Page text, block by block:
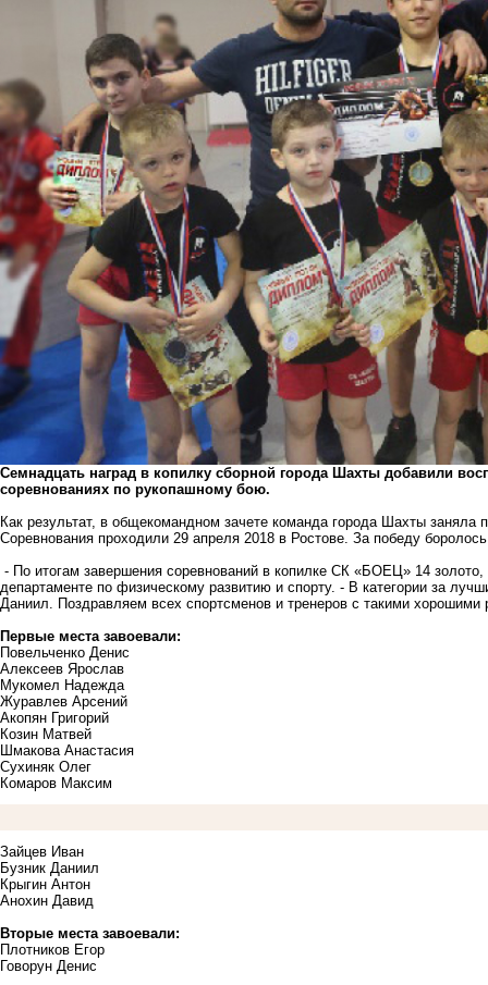
Семнадцать наград в копилку сборной города Шахты добавили
соревнованиях по рукопашному бою.
Как результат, в общекомандном зачете команда города Шахты
Соревнования проходили 29 апреля 2018 в Ростове. За победу
- По итогам завершения соревнований в копилке СК «БОЕЦ» 14 золото,
департаменте по физическому развитию и спорту. - В категории за
Даниил. Поздравляем всех спортсменов и тренеров с такими
Первые места завоевали:
Повельченко Денис
Алексеев Ярослав
Мукомел Надежда
Журавлев Арсений
Акопян Григорий
Козин Матвей
Шмакова Анастасия
Сухиняк Олег
Комаров Максим
Зайцев Иван
Бузник Даниил
Крыгин Антон
Анохин Давид
Вторые места завоевали:
Плотников Егор
Говорун Денис